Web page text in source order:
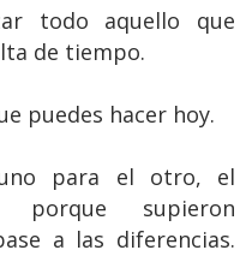
todo aquello que
de tiempo.
puedes hacer hoy.
para el otro, el
porque supieron
a las diferencias.